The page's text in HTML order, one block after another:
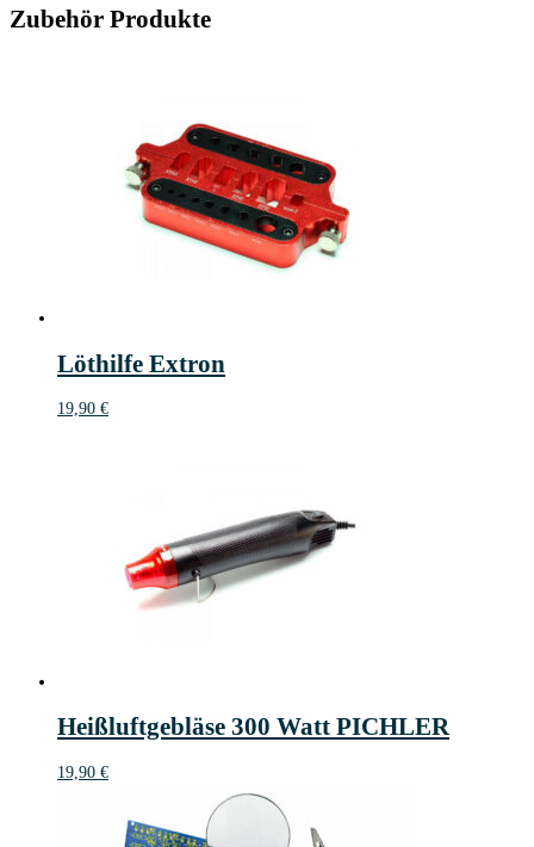
Zubehör Produkte
Löthilfe Extron
19,90 €
Heißluftgebläse 300 Watt PICHLER
19,90 €